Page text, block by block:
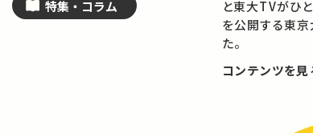
特集・ コラム
と東大TVがひ
を公開する東
た。
コンテンツを見